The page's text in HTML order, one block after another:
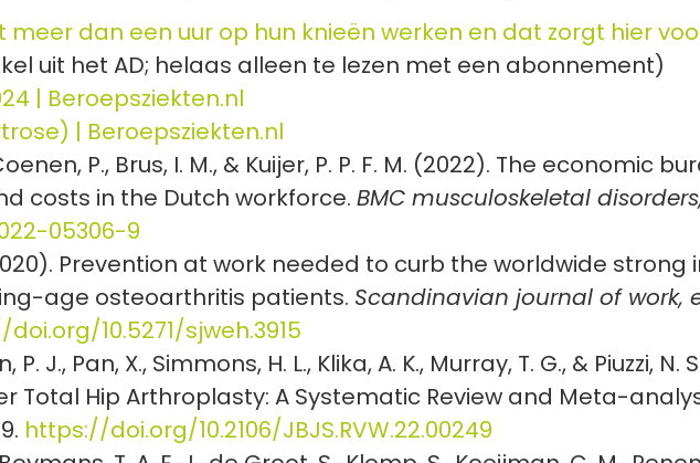
dan een uur op hun knieën werken en dat zorgt hier
uit het AD; helaas alleen te lezen met een abonnement)
| Beroepsziekten.nl
| Beroepsziekten.nl
P., Brus, I. M., & Kuijer, P. P. F. M. (2022). The economic
costs in the Dutch workforce. BMC musculoskeletal
05306-9
Prevention at work needed to curb the worldwide
age osteoarthritis patients. Scandinavian journal of work,
10.5271/sjweh.3915
P. J., Pan, X., Simmons, H. L., Klika, A. K., Murray, T. G., & Piuzzi,
Total Hip Arthroplasty: A Systematic Review and Meta-
https://doi.org/10.2106/JBJS.RVW.22.00249